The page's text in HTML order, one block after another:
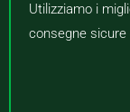
Utilizziamo i
consegne sicure